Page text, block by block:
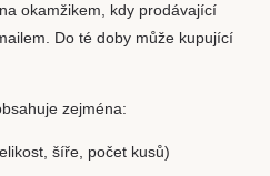
okamžikem, kdy prodávající
Do té doby může kupující
zejména:
šíře, počet kusů)